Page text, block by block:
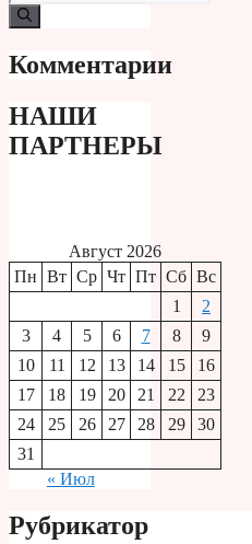
Комментарии
НАШИ
ПАРТНЕРЫ
Август 2026
Пн Вт Ср Чт Пт Сб Вс
1
2
3
4 5 6 7 8
9
10
11 12 13 14 15
16
17
18 19 20 21 22
23
24
25 26 27 28 29
30
31
« Июл
Рубрикатор